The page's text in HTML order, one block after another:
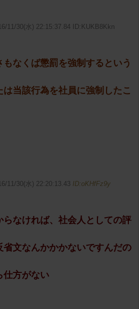
11/30(水) 22:15:37.84 ID:KUKB8Kkn
なくば懲罰を強制するという
当該行為を社員に強制したこ
11/30(水) 22:20:13.43 ID:oKHfFz9y
なければ、社会人としての評
省文なんかかかないですんだの
仕方がない